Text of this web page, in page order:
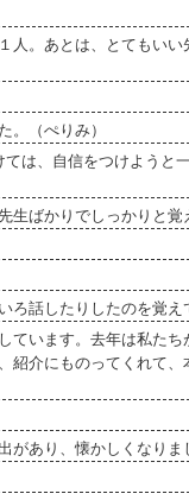
人。あとは、とてもい
。（ぺりみ）
は、自信をつけようと
ばかりでしっかりと覚
話したりしたのを覚え
ています。去年は私た
紹介にものってくれて
あり、懐かしくなりま